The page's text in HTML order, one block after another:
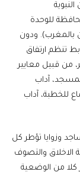
للوحدة
بالمغرب). ودون
تنظم ارتفاق
من قبيل معايير
آداب
للخطبة، آداب
وزوايا تؤطر كل
والتصوف
كلا من الوضعية